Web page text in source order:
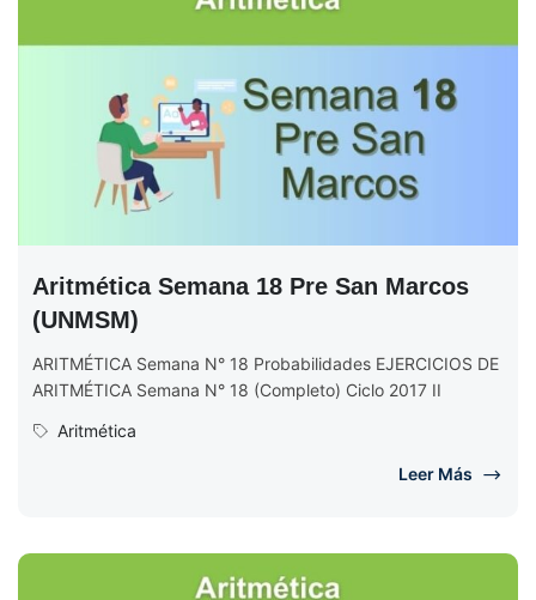
Aritmética Semana 18 Pre San Marcos
(UNMSM)
ARITMÉTICA Semana N° 18 Probabilidades EJERCICIOS DE
ARITMÉTICA Semana N° 18 (Completo) Ciclo 2017 II
Aritmética
Leer Más